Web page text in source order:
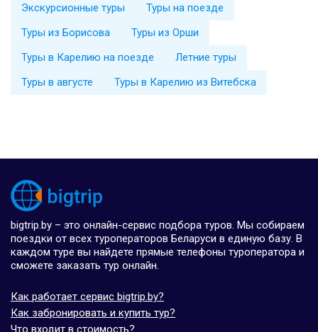
Экскурсионные туры
Туры на поезде
Туры из Борисова
Туры из Орши
Туры в Карелию на поезде
Летние туры
Туры в августе
Туры в Карелию из Витебска
bigtrip.by – это онлайн-сервис подбора туров. Мы собираем
поездки от всех туроператоров Беларуси в единую базу. В
каждом туре вы найдете прямые телефоны туроператора и
сможете заказать тур онлайн.
Как работает сервис bigtrip.by?
Как забронировать и купить тур?
Что входит в стоимость?